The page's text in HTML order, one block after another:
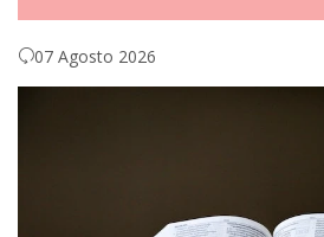
07 Agosto 2026